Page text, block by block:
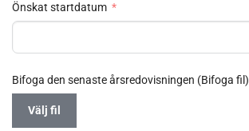
Önskat startdatum
Bifoga den senaste årsredovisningen (Bifoga fil)
Välj fil